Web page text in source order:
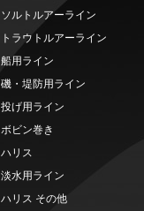
ソルトルアーライン
トラウトルアーライン
船用ライン
磯・堤防用ライン
投げ用ライン
ボビン巻き
ハリス
淡水用ライン
ハリス その他